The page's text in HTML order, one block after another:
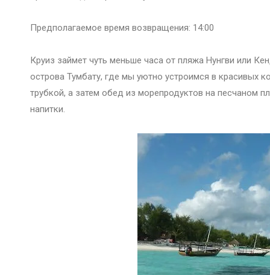
Предполагаемое время возвращения: 14:00
Круиз займет чуть меньше часа от пляжа Нунгви или
острова Тумбату, где мы уютно устроимся в красивых
трубкой, а затем обед из морепродуктов на песчаном
напитки.